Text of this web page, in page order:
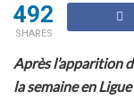
492
SHARES
Après l’apparition
la semaine en